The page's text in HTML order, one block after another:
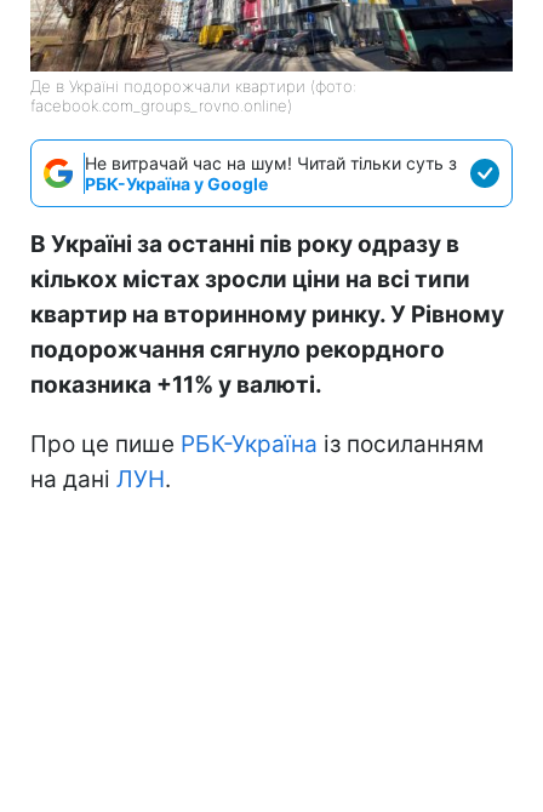
Де в Україні подорожчали квартири (фото:
facebook.com_groups_rovno.online)
Не витрачай час на шум! Читай тільки суть з
РБК-Україна у Google
В Україні за останні пів року одразу в
кількох містах зросли ціни на всі типи
квартир на вторинному ринку. У Рівному
подорожчання сягнуло рекордного
показника +11% у валюті.
Про це пише РБК-Україна із посиланням
на дані ЛУН.